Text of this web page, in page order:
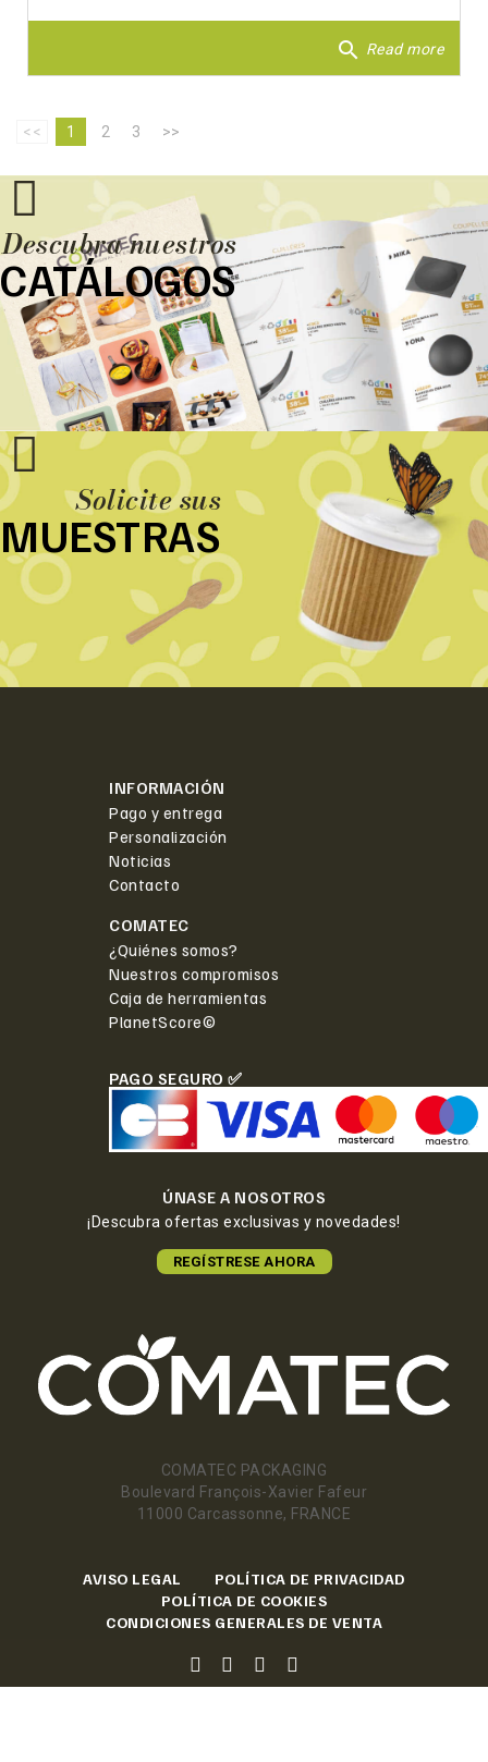
search Read more
<< 1 2 3 >>
Descubra nuestros
CATÁLOGOS
Solicite sus
MUESTRAS
INFORMACIÓN
Pago y entrega
Personalización
Noticias
Contacto
COMATEC
¿Quiénes somos?
Nuestros compromisos
Caja de herramientas
PlanetScore©
PAGO SEGURO ✅
ÚNASE A NOSOTROS
¡Descubra ofertas exclusivas y novedades!
REGÍSTRESE AHORA
COMATEC PACKAGING
Boulevard François-Xavier Fafeur
11000 Carcassonne, FRANCE
AVISO LEGAL
POLÍTICA DE PRIVACIDAD
POLÍTICA DE COOKIES
CONDICIONES GENERALES DE VENTA